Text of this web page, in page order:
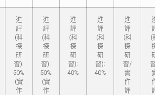
進
評
(科
探
研
習):
50%
(實
作
進
評
(科
探
研
習):
50%
(實
作
進
評
(科
探
研
習):
40%
進
評
(科
探
研
習):
40%
進
評
(科
探
研
習/
實
作
評
(